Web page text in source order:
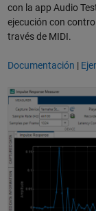
con la app Audio
ejecución con
través de MIDI.
Documentación |